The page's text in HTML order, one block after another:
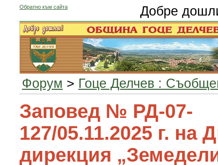
Обратно към сайта Добре
Форум > Гоце Делчев :
Заповед № РД-07-
127/05.11.2025 г. на
дирекция